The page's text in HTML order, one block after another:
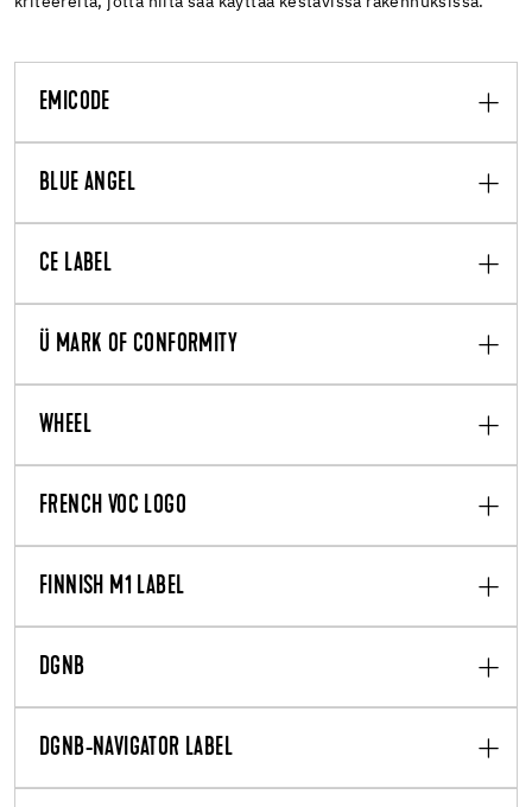
EMICODE
BLUE ANGEL
CE LABEL
Ü MARK OF CONFORMITY
WHEEL
FRENCH VOC LOGO
FINNISH M1 LABEL
DGNB
DGNB-NAVIGATOR LABEL